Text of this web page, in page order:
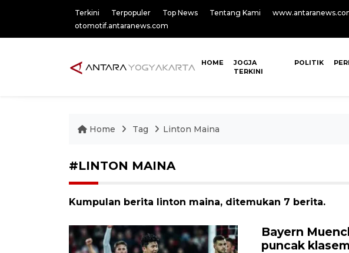
Terkini Terpopuler Top News Tentang Kami
otomotif.antaranews.com
HOME
JOGJA
TERKINI
POLITIK
Home Tag Linton Maina
#LINTON MAINA
Kumpulan berita linton maina, ditemukan 7 berita.
Bayern
puncak